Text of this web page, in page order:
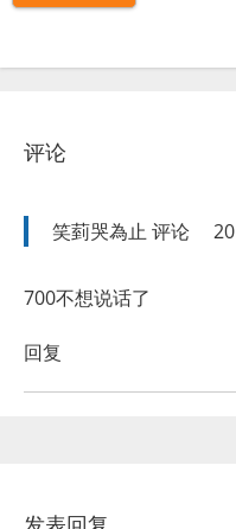
评论
笑菿哭為止 评论
700不想说话了
回复